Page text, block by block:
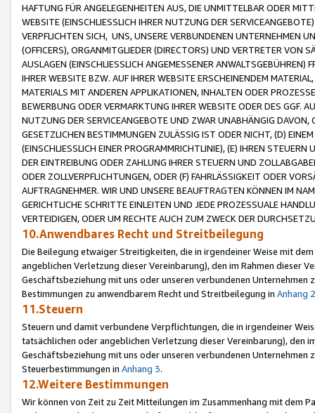
HAFTUNG FÜR ANGELEGENHEITEN AUS, DIE UNMITTELBAR ODER
WEBSITE (EINSCHLIESSLICH IHRER NUTZUNG DER
VERPFLICHTEN SICH, UNS, UNSERE VERBUNDENEN UNTERNEHMEN
(OFFICERS), ORGANMITGLIEDER (DIRECTORS) UND VERTRETER VON
AUSLAGEN (EINSCHLIESSLICH ANGEMESSENER
IHRER WEBSITE BZW. AUF IHRER WEBSITE ERSCHEINENDEM
MATERIALS MIT ANDEREN APPLIKATIONEN, INHALTEN ODER
BEWERBUNG ODER VERMARKTUNG IHRER WEBSITE ODER DES GGF.
NUTZUNG DER SERVICEANGEBOTE UND ZWAR UNABHÄNGIG
GESETZLICHEN BESTIMMUNGEN ZULÄSSIG IST ODER NICHT, (D)
(EINSCHLIESSLICH EINER PROGRAMMRICHTLINIE), (E) IHREN
DER EINTREIBUNG ODER ZAHLUNG IHRER STEUERN UND
ODER ZOLLVERPFLICHTUNGEN, ODER (F) FAHRLÄSSIGKEIT ODER
AUFTRAGNEHMER. WIR UND UNSERE BEAUFTRAGTEN KÖNNEN IM
GERICHTLICHE SCHRITTE EINLEITEN UND JEDE PROZESSUALE
VERTEIDIGEN, ODER UM RECHTE AUCH ZUM ZWECK DER
10.Anwendbares Recht und Streitbeilegung
Die Beilegung etwaiger Streitigkeiten, die in irgendeiner Weise mit
angeblichen Verletzung dieser Vereinbarung), den im Rahmen dieser
Geschäftsbeziehung mit uns oder unseren verbundenen
Bestimmungen zu anwendbarem Recht und Streitbeilegung in Anhang 2
11.Steuern
Steuern und damit verbundene Verpflichtungen, die in irgendeiner
tatsächlichen oder angeblichen Verletzung dieser Vereinbarung), den
Geschäftsbeziehung mit uns oder unseren verbundenen
Steuerbestimmungen in Anhang 3.
12.Weitere Bestimmungen
Wir können von Zeit zu Zeit Mitteilungen im Zusammenhang mit dem